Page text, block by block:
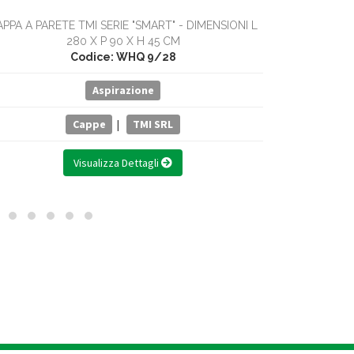
A PARETE TMI SERIE "SMART" - DIMENSIONI L
280 X P 90 X H 45 CM
Codice: WHQ 9/28
Aspirazione
Cappe | TMI SRL
Visualizza Dettagli